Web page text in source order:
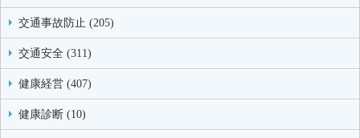
交通事故防止 (205)
交通安全 (311)
健康経営 (407)
健康診断 (10)